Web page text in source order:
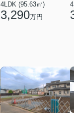
4LDK (95.63㎡)
3,290万円